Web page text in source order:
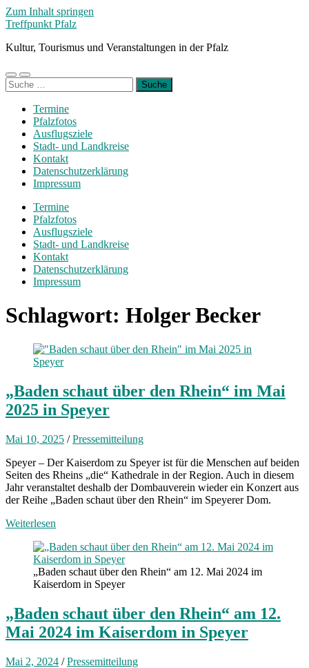
Zum Inhalt springen
Treffpunkt Pfalz
Kultur, Tourismus und Veranstaltungen in der Pfalz
Mobile-
Menü
Suchfeld
ein-/ausblenden
Suche
nach:
Termine
Pfalzfotos
Ausflugsziele
Stadt- und Landkreise
Kontakt
Datenschutzerklärung
Impressum
Termine
Pfalzfotos
Ausflugsziele
Stadt- und Landkreise
Kontakt
Datenschutzerklärung
Impressum
Schlagwort: Holger Becker
„Baden schaut über den Rhein“ im Mai
2025 in Speyer
Mai 10, 2025 /Pressemitteilung
Speyer – Der Kaiserdom zu Speyer ist für die Menschen auf beiden
Seiten des Rheins „die“ Kathedrale in der Region. Auch in diesem
Jahr veranstaltet deshalb der Dombauverein wieder ein Konzert aus
der Reihe „Baden schaut über den Rhein“ im Speyerer Dom.
Weiterlesen
„Baden schaut über den Rhein“ am 12. Mai 2024 im
Kaiserdom in Speyer
„Baden schaut über den Rhein“ am 12.
Mai 2024 im Kaiserdom in Speyer
Mai 2, 2024 /Pressemitteilung